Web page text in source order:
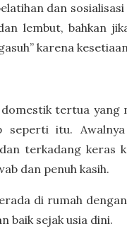
dan
lembut, bahkan
karena
tertua
seperti itu.
terkadang keras
dan penuh kasih.
di rumah
baik sejak usia dini.